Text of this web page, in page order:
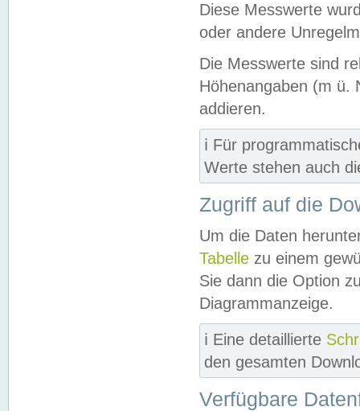
Diese Messwerte
oder andere
Die Messwerte sind
Höhenangaben (m ü.
addieren.
ℹ️ Für
Werte stehen auch
Zugriff auf die
Um die Daten
Tabelle zu einem
Sie dann die Option
Diagrammanzeige.
ℹ️ Eine detaillierte
den gesamten
Verfügbare